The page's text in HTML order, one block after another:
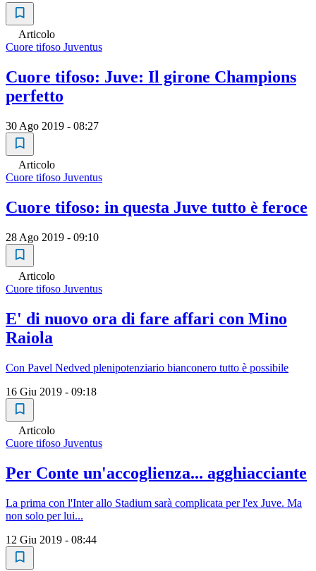
Articolo
Cuore tifoso Juventus
Cuore tifoso: Juve: Il girone Champions
perfetto
30 Ago 2019 - 08:27
Articolo
Cuore tifoso Juventus
Cuore tifoso: in questa Juve tutto è feroce
28 Ago 2019 - 09:10
Articolo
Cuore tifoso Juventus
E' di nuovo ora di fare affari con Mino
Raiola
Con Pavel Nedved plenipotenziario bianconero tutto è possibile
16 Giu 2019 - 09:18
Articolo
Cuore tifoso Juventus
Per Conte un'accoglienza... agghiacciante
La prima con l'Inter allo Stadium sarà complicata per l'ex Juve. Ma
non solo per lui...
12 Giu 2019 - 08:44